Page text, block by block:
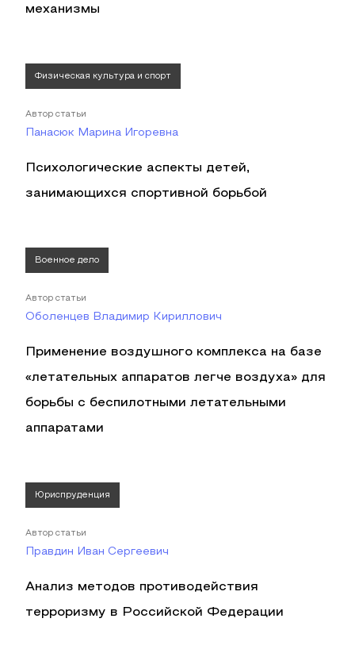
механизмы
Физическая культура и спорт
Автор статьи
Панасюк Марина Игоревна
Психологические аспекты детей,
занимающихся спортивной борьбой
Военное дело
Автор статьи
Оболенцев Владимир Кириллович
Применение воздушного комплекса на базе
«летательных аппаратов легче воздуха» для
борьбы с беспилотными летательными
аппаратами
Юриспруденция
Автор статьи
Правдин Иван Сергеевич
Анализ методов противодействия
терроризму в Российской Федерации